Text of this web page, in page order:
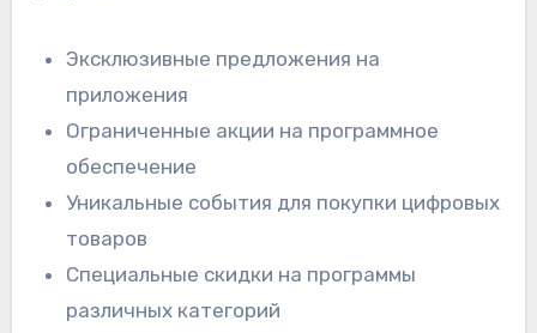
Эксклюзивные предложения на
приложения
Ограниченные акции на программное
обеспечение
Уникальные события для покупки цифровых
товаров
Специальные скидки на программы
различных категорий